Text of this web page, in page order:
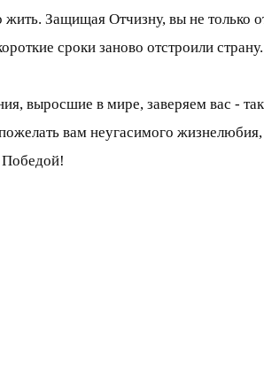
Защищая Отчизну, вы не только
сроки заново отстроили страну.
выросшие в мире, заверяем вас - так
вам неугасимого жизнелюбия,
Победой!